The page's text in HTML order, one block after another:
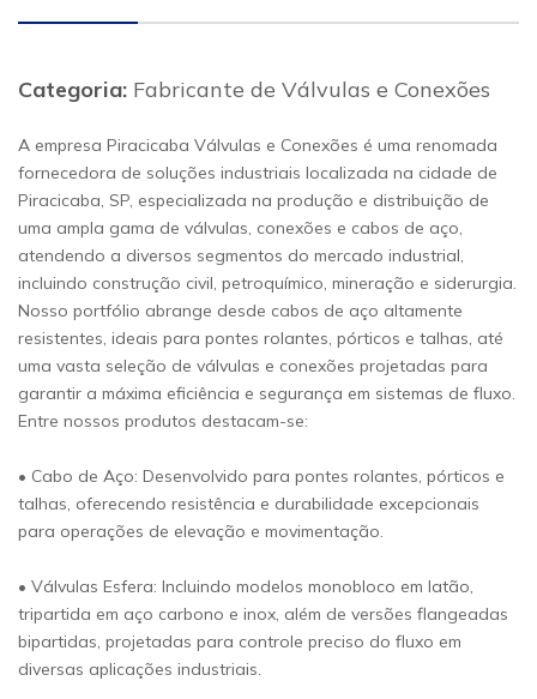
Categoria: Fabricante de Válvulas e Conexões
A empresa Piracicaba Válvulas e Conexões é uma renomada
fornecedora de soluções industriais localizada na cidade de
Piracicaba, SP, especializada na produção e distribuição de
uma ampla gama de válvulas, conexões e cabos de aço,
atendendo a diversos segmentos do mercado industrial,
incluindo construção civil, petroquímico, mineração e siderurgia.
Nosso portfólio abrange desde cabos de aço altamente
resistentes, ideais para pontes rolantes, pórticos e talhas, até
uma vasta seleção de válvulas e conexões projetadas para
garantir a máxima eficiência e segurança em sistemas de fluxo.
Entre nossos produtos destacam-se:
• Cabo de Aço: Desenvolvido para pontes rolantes, pórticos e
talhas, oferecendo resistência e durabilidade excepcionais
para operações de elevação e movimentação.
• Válvulas Esfera: Incluindo modelos monobloco em latão,
tripartida em aço carbono e inox, além de versões flangeadas
bipartidas, projetadas para controle preciso do fluxo em
diversas aplicações industriais.